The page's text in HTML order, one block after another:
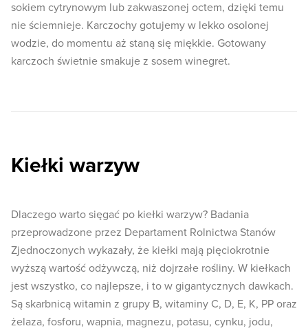
sokiem cytrynowym lub zakwaszonej octem, dzięki temu
nie ściemnieje. Karczochy gotujemy w lekko osolonej
wodzie, do momentu aż staną się miękkie. Gotowany
karczoch świetnie smakuje z sosem winegret.
Kiełki warzyw
Dlaczego warto sięgać po kiełki warzyw? Badania
przeprowadzone przez Departament Rolnictwa Stanów
Zjednoczonych wykazały, że kiełki mają pięciokrotnie
wyższą wartość odżywczą, niż dojrzałe rośliny. W kiełkach
jest wszystko, co najlepsze, i to w gigantycznych dawkach.
Są skarbnicą witamin z grupy B, witaminy C, D, E, K, PP oraz
żelaza, fosforu, wapnia, magnezu, potasu, cynku, jodu,